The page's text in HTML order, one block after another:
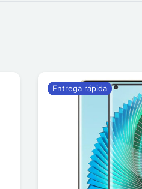
Entrega rápida